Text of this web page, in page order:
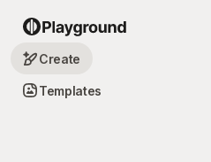
Create
Templates